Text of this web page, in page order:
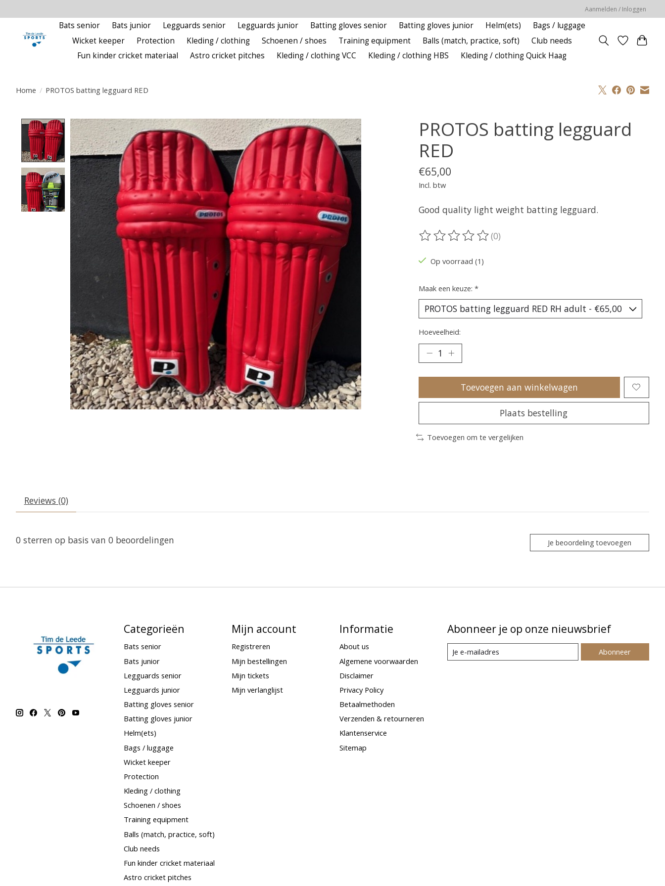
Aanmelden / Inloggen
Bats senior Bats junior Legguards senior Legguards junior Batting gloves senior Batting gloves junior Helm(ets)
Bags / luggage
Wicket keeper
Protection Kleding / clothing Schoenen / shoes Training equipment Balls (match, practice, soft)
Club needs
Fun kinder cricket materiaal
Astro cricket pitches Kleding / clothing VCC Kleding / clothing HBS Kleding / clothing Quick Haag
Home / PROTOS batting legguard RED
Product image slideshow Items
PROTOS batting legguard
RED
€65,00
Incl. btw
Good quality light weight batting legguard.
De beoordeling van dit product is
(0)
Op voorraad (1)
Maak een keuze: *
Hoeveelheid:
Toevoegen aan winkelwagen
Plaats bestelling
Toevoegen om te vergelijken
Reviews (0)
0 sterren op basis van 0 beoordelingen Je beoordeling toevoegen
Categorieën
Bats senior
Bats junior
Legguards senior
Legguards junior
Batting gloves senior
Batting gloves junior
Helm(ets)
Bags / luggage
Wicket keeper
Protection
Kleding / clothing
Schoenen / shoes
Training equipment
Balls (match, practice, soft)
Club needs
Fun kinder cricket materiaal
Astro cricket pitches
Mijn account
Registreren
Mijn bestellingen
Mijn tickets
Mijn verlanglijst
Informatie
About us
Algemene voorwaarden
Disclaimer
Privacy Policy
Betaalmethoden
Verzenden & retourneren
Klantenservice
Sitemap
Abonneer je op onze nieuwsbrief
Abonneer